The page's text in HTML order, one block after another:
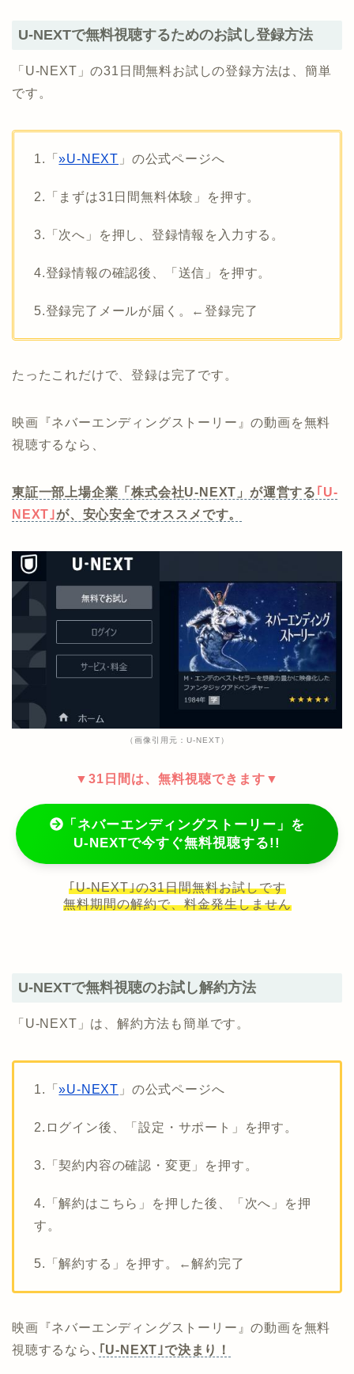
U-NEXTで無料視聴するためのお試し登録方法
「U-NEXT」の31日間無料お試しの登録方法は、簡単
です。
1.「»U-NEXT 」の公式ページへ
2.「まずは31日間無料体験」を押す。
3.「次へ」を押し、登録情報を入力する。
4.登録情報の確認後、「送信」を押す。
5.登録完了メールが届く。←登録完了
たったこれだけで、登録は完了です。
映画『ネバーエンディングストーリー』の動画を無料
視聴するなら、
東証一部上場企業「株式会社U-NEXT」が運営する ｢U-
NEXT｣ が、安心安全でオススメです。
（画像引用元：U-NEXT）
▼31日間は、無料視聴できます▼
「ネバーエンディングストーリー」を
U-NEXTで今すぐ無料視聴する!!
｢U-NEXT｣の31日間無料お試しです
無料期間の解約で、料金発生しません
U-NEXTで無料視聴のお試し解約方法
「U-NEXT」は、解約方法も簡単です。
1.「»U-NEXT 」の公式ページへ
2.ログイン後、「設定・サポート」を押す。
3.「契約内容の確認・変更」を押す。
4.「解約はこちら」を押した後、「次へ」を押
す。
5.「解約する」を押す。←解約完了
映画『ネバーエンディングストーリー』の動画を無料
視聴するなら､ ｢U-NEXT｣で決まり！